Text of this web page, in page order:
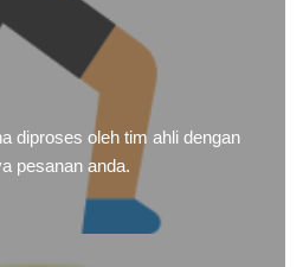
diproses oleh tim ahli dengan
pesanan anda.